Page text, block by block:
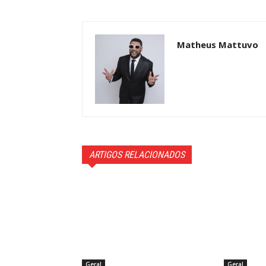
Matheus Mattuvo
ARTIGOS RELACIONADOS
Geral Geral